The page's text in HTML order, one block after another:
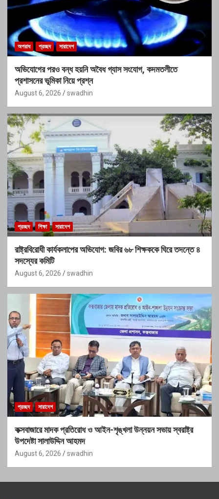
অপরাধ প্রচ্ছদ সারাদেশ
অভিযোগের পরও বন্ধ হয়নি অবৈধ গ্যাস সংযোগ, কদমতলীতে
প্রশাসনের ভূমিকা নিয়ে প্রশ্ন
August 6, 2026 swadhin
প্রচ্ছদ শিক্ষা সারাদেশ
রাষ্ট্রবিরোধী কার্যকলাপের অভিযোগ: জবির ৬৮ শিক্ষককে ঘিরে তদন্তে ৪
সদস্যের কমিটি
August 6, 2026 swadhin
প্রচ্ছদ সারাদেশ
কক্সবাজারে মাদক প্রতিরোধ ও আইন-শৃঙ্খলা উন্নয়ন সভায় স্বরাষ্ট্র
উপদেষ্টা সালাউদ্দিন আহমদ
August 6, 2026 swadhin